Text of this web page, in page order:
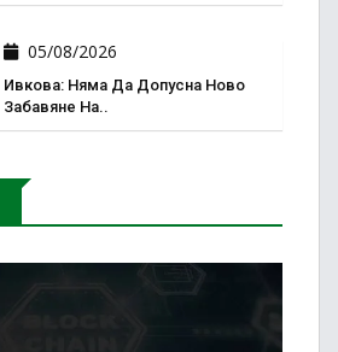
05/08/2026
Ивкова: Няма Да Допусна Ново
Забавяне На..